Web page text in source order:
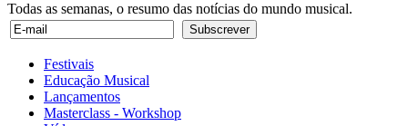
Todas as semanas, o resumo das notícias do mundo musical.
Festivais
Educação Musical
Lançamentos
Masterclass - Workshop